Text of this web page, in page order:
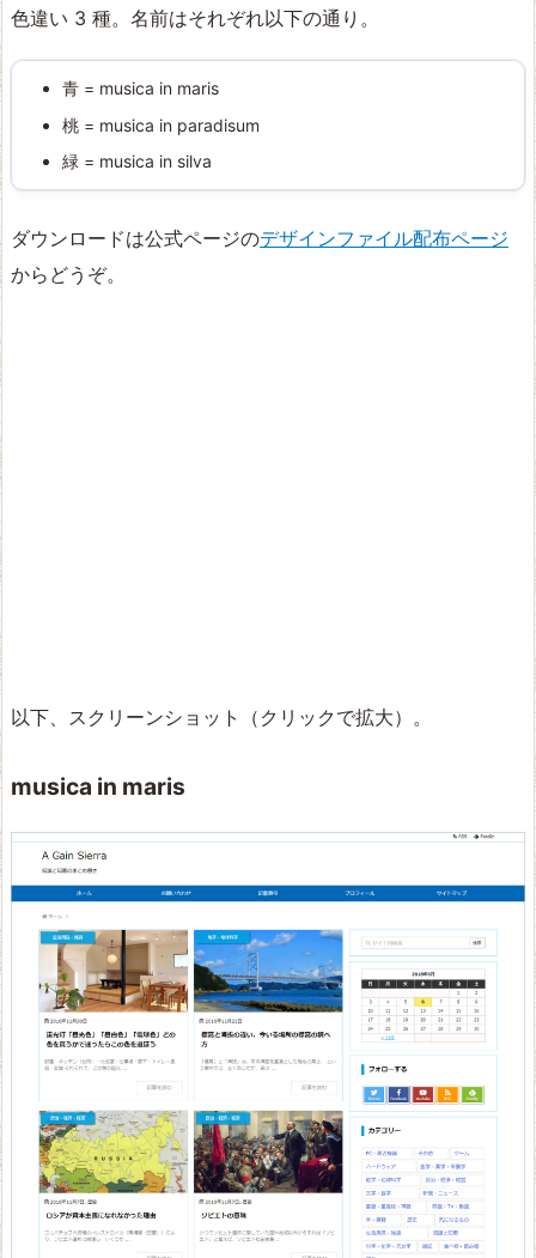
色違い 3 種。名前はそれぞれ以下の通り。
青 = musica in maris
桃 = musica in paradisum
緑 = musica in silva
ダウンロードは公式ページのデザインファイル配布ページ
からどうぞ。
以下、スクリーンショット（クリックで拡大）。
musica in maris